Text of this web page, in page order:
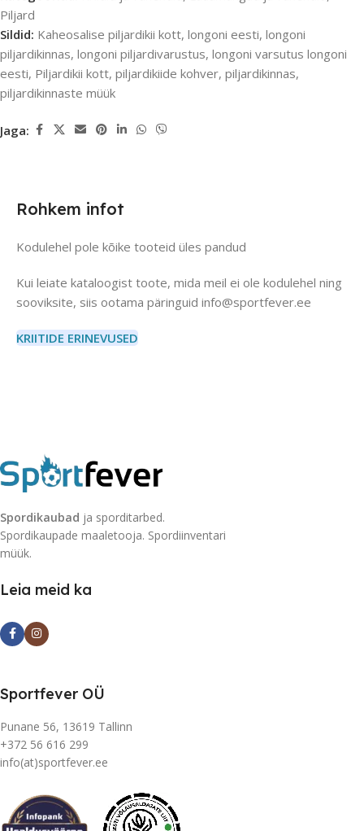
Piljard
Sildid: Kaheosalise piljardikii kott, longoni eesti, longoni
piljardikinnas, longoni piljardivarustus, longoni varsutus longoni
eesti, Piljardikii kott, piljardikiide kohver, piljardikinnas,
piljardikinnaste müük
Jaga:
Rohkem infot
Kodulehel pole kõike tooteid üles pandud
Kui leiate kataloogist toote, mida meil ei ole kodulehel ning
sooviksite, siis ootama päringuid info@sportfever.ee
KRIITIDE ERINEVUSED
Spordikaubad ja sporditarbed.
Spordikaupade maaletooja. Spordiinventari
müük.
Leia meid ka
Sportfever OÜ
Punane 56, 13619 Tallinn
+372 56 616 299
info(at)sportfever.ee